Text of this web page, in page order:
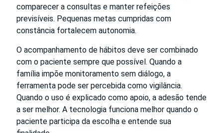
comparecer a consultas e manter refeições
previsíveis. Pequenas metas cumpridas com
constância fortalecem autonomia.
O acompanhamento de hábitos deve ser combinado
com o paciente sempre que possível. Quando a
família impõe monitoramento sem diálogo, a
ferramenta pode ser percebida como vigilância.
Quando o uso é explicado como apoio, a adesão tende
a ser melhor. A tecnologia funciona melhor quando o
paciente participa da escolha e entende sua